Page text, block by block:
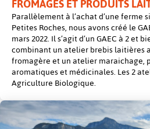
Parallèlement à l’achat d’une ferme
Petites Roches, nous avons créé le
mars 2022. Il s’agit d’un GAEC à 2 et
combinant un atelier brebis laitières
fromagère et un atelier maraichage,
aromatiques et médicinales. Les 2
Agriculture Biologique.